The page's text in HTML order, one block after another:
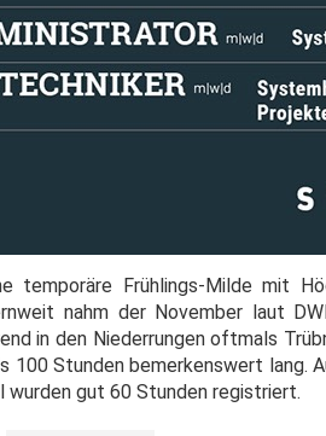
temporäre Frühlings-Milde mit
nahm der November laut
in den Niederrungen oftmals
100 Stunden bemerkenswert lang.
gut 60 Stunden registriert.